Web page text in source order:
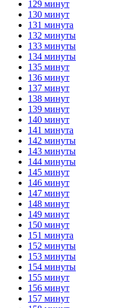
129 минут
130 минут
131 минута
132 минуты
133 минуты
134 минуты
135 минут
136 минут
137 минут
138 минут
139 минут
140 минут
141 минута
142 минуты
143 минуты
144 минуты
145 минут
146 минут
147 минут
148 минут
149 минут
150 минут
151 минута
152 минуты
153 минуты
154 минуты
155 минут
156 минут
157 минут